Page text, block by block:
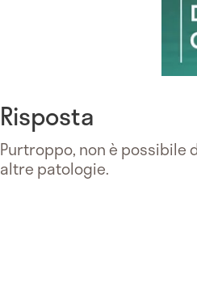
Risposta
Purtroppo, non è possibile
altre patologie.